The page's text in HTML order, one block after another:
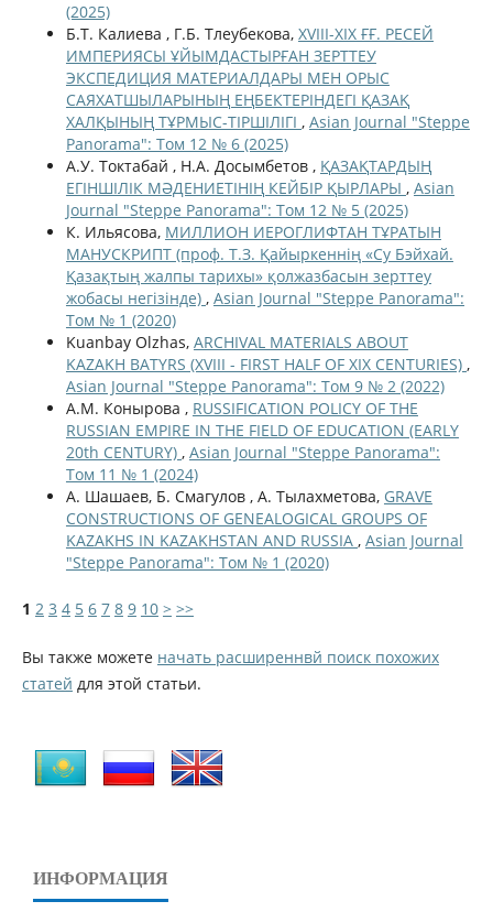
(2025)
Б.Т. Калиева , Г.Б. Тлеубекова, ХVІІІ-ХІХ ҒҒ. РЕСЕЙ
ИМПЕРИЯСЫ ҰЙЫМДАСТЫРҒАН ЗЕРТТЕУ
ЭКСПЕДИЦИЯ МАТЕРИАЛДАРЫ МЕН ОРЫС
САЯХАТШЫЛАРЫНЫҢ ЕҢБЕКТЕРІНДЕГІ ҚАЗАҚ
ХАЛҚЫНЫҢ ТҰРМЫС-ТІРШІЛІГІ , Asian Journal "Steppe
Panorama": Том 12 № 6 (2025)
А.У. Токтабай , Н.А. Досымбетов , ҚАЗАҚТАРДЫҢ
ЕГІНШІЛІК МӘДЕНИЕТІНІҢ КЕЙБІР ҚЫРЛАРЫ , Asian
Journal "Steppe Panorama": Том 12 № 5 (2025)
К. Ильясова, МИЛЛИОН ИЕРОГЛИФТАН ТҰРАТЫН
МАНУСКРИПТ (проф. Т.З. Қайыркеннің «Су Бэйхай.
Қазақтың жалпы тарихы» қолжазбасын зерттеу
жобасы негізінде) , Asian Journal "Steppe Panorama":
Том № 1 (2020)
Kuanbay Olzhas, ARCHIVAL MATERIALS ABOUT
KAZAKH BATYRS (XVIII - FIRST HALF OF XIX CENTURIES) ,
Asian Journal "Steppe Panorama": Том 9 № 2 (2022)
А.М. Конырова , RUSSIFICATION POLICY OF THE
RUSSIAN EMPIRE IN THE FIELD OF EDUCATION (EARLY
20th CENTURY) , Asian Journal "Steppe Panorama":
Том 11 № 1 (2024)
А. Шашаев, Б. Смагулов , А. Тылахметова, GRAVE
CONSTRUCTIONS OF GENEALOGICAL GROUPS OF
KAZAKHS IN KAZAKHSTAN AND RUSSIA , Asian Journal
"Steppe Panorama": Том № 1 (2020)
1 2 3 4 5 6 7 8 9 10 > >>
Вы также можете начать расширеннвй поиск похожих
статей для этой статьи.
ИНФОРМАЦИЯ